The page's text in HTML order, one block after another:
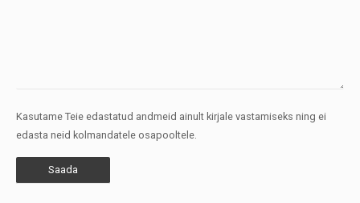
Kasutame Teie edastatud andmeid ainult kirjale vastamiseks ning ei
edasta neid kolmandatele osapooltele.